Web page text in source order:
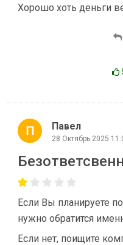
Хорошо хоть деньги
Павел
28 Октябрь 2025
Если Вы планируете
нужно обратится
Если нет, поищите